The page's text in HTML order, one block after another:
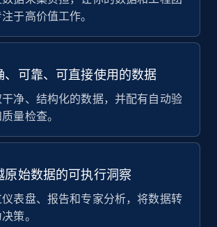
注于高价值工作。
、可靠、可直接使用的数据
净、结构化的数据，并配有自动验
量检查。
原始数据的可执行洞察
表盘、报告和专家分析，将数据转
策。